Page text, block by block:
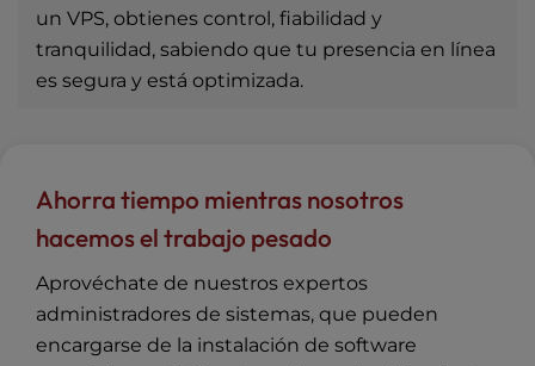
un VPS, obtienes control, fiabilidad y
tranquilidad, sabiendo que tu presencia en línea
es segura y está optimizada.
Ahorra tiempo mientras nosotros
hacemos el trabajo pesado
Aprovéchate de nuestros expertos
administradores de sistemas, que pueden
encargarse de la instalación de software